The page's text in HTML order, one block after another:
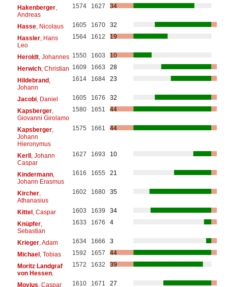
Hakenberger,
Andreas
1574 1627 34
Hasse, Nicolaus 1605 1670
32
Hassler, Hans
Leo
1564 1612 19
Heroldt, Johannes 1550 1603
10
Herwich, Christian 1609 1663
28
Hildebrand,
Johann
1614 1684 23
Jacobi, Daniel 1605 1676
32
Kapsberger,
Giovanni Girolamo
1580 1651 44
Kapsberger,
Johann
Hieronymus
1575 1661 44
Kerll, Johann
Caspar
1627 1693 10
Kindermann,
Johann Erasmus
1616 1655 21
Kircher,
Athanasius
1602 1680 35
Kittel, Caspar 1603 1639
34
Knüpfer,
Sebastian
1633 1676 4
Krieger, Adam 1634 1666
3
Michael, Tobias 1592 1657
44
Moritz Landgraf
von Hessen,
1572 1632 39
Movius , Caspar 1610 1671 27